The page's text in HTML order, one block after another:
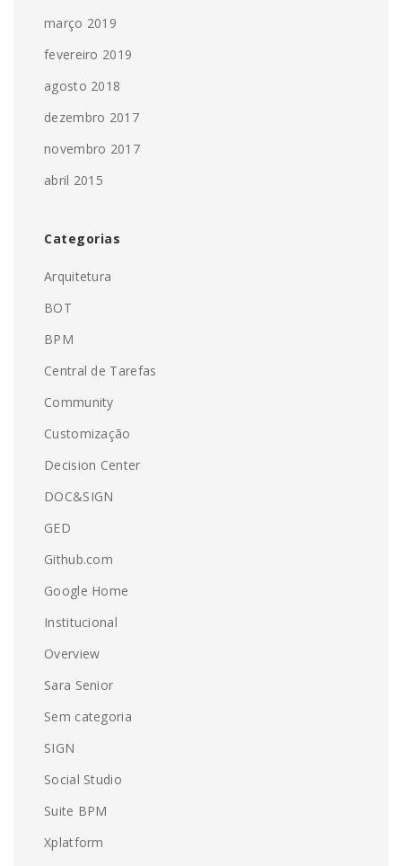
março 2019
fevereiro 2019
agosto 2018
dezembro 2017
novembro 2017
abril 2015
Categorias
Arquitetura
BOT
BPM
Central de Tarefas
Community
Customização
Decision Center
DOC&SIGN
GED
Github.com
Google Home
Institucional
Overview
Sara Senior
Sem categoria
SIGN
Social Studio
Suite BPM
Xplatform